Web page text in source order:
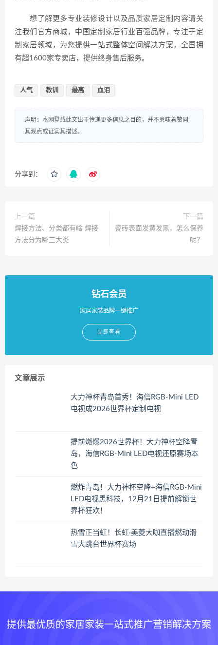
想了解更多专业装修设计以及品质家居定制内容请关
注我们官方商城，中国定制家居行业百强品牌，专注于定
制家居领域，为您提供一站式整体空间解决方案，全国拥
有超1600家专卖店，提供终身售后服务。
人气 教训 最高 血泪
声明：本网登载此文出于传递更多信息之目的，并不意味着赞同
其观点或证实其描述。
分享到：
上一篇
焊接方法、分类都有啥 焊接
方法分为哪三大类
下一篇
瓷砖表面发黄发黑，怎么保养
呢？
钻石会员
家居家装品牌一键推广
立即查看
文章展示
大力神杯青岛首秀！海信RGB-Mini LED
电视成2026世界杯定制电视
提前燃爆2026世界杯！大力神杯空降青
岛，海信RGB-Mini LED电视还原赛场本
色
燃炸青岛！大力神杯空降+海信RGB-Mini
LED电视黑科技，12月21日提前解锁世
界杯狂欢！
热雪正当虹！长虹·美菱大咖直播燃动滑
雪大跳台世界杯赛场
提供最优质的家居家装一站式推广营销解决方案